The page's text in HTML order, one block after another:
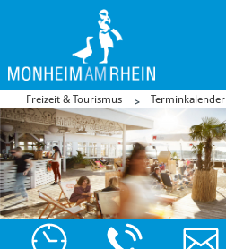
Freizeit & Tourismus Terminkalender